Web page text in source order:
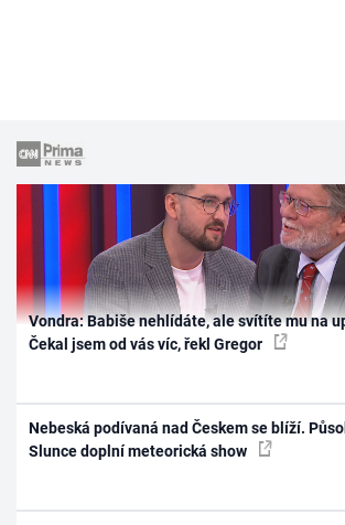
Vondra: Babiše nehlídáte, ale svítíte mu na
Čekal jsem od vás víc, řekl Gregor
Nebeská podívaná nad Českem se blíží.
Slunce doplní meteorická show